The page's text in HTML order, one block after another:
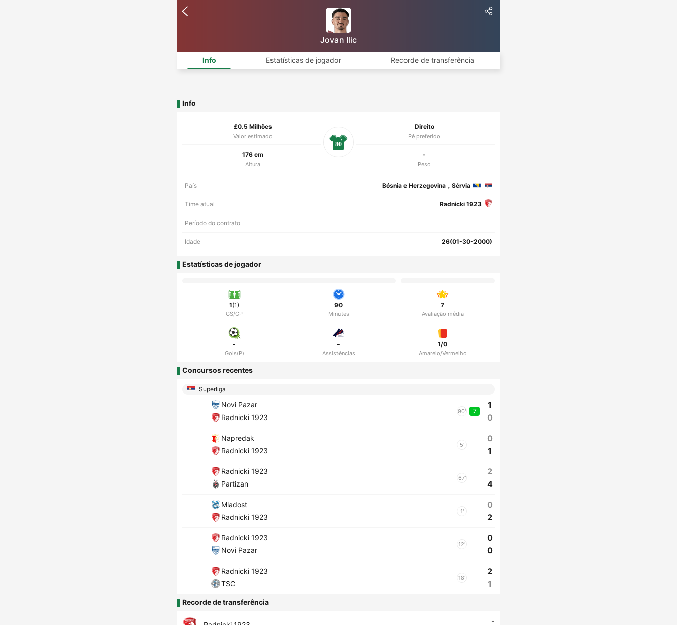
Jovan Ilic
Info Estatísticas de jogador Recorde de transferência
Info
£0.5 Milhões
Valor estimado
Direito
Pé preferido
176 cm
Altura
-
Peso
80
País Bósnia e Herzegovina，Sérvia
Time atual Radnicki 1923
Período do contrato
Idade 26(01-30-2000)
Estatísticas de jogador
1(1)
GS/GP
90
Minutes
7
Avaliação média
-
Gols(P)
-
Assistências
1/0
Amarelo/Vermelho
Concursos recentes
Superliga
Novi Pazar
Radnicki 1923
90' 7
1
0
Napredak
Radnicki 1923
5'
0
1
Radnicki 1923
Partizan
67'
2
4
Mladost
Radnicki 1923
1'
0
2
Radnicki 1923
Novi Pazar
12'
0
0
Radnicki 1923
TSC
18'
2
1
Recorde de transferência
-